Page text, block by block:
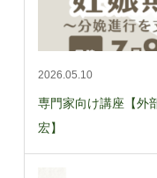
2026.05.10
専門家向け講座【外
宏】